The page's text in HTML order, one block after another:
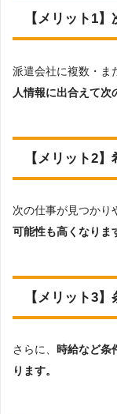
【メリット1
派遣会社に複数・ま
人情報に出合えて次
【メリット2
次の仕事が見つかり
可能性も高くなりま
【メリット3
さらに、 時給など条
ります。